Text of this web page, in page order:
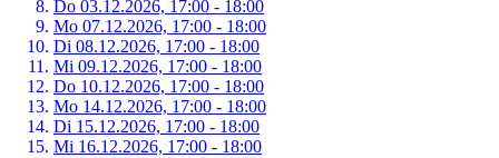
Do 03.12.2026, 17:00 - 18:00
Mo 07.12.2026, 17:00 - 18:00
Di 08.12.2026, 17:00 - 18:00
Mi 09.12.2026, 17:00 - 18:00
Do 10.12.2026, 17:00 - 18:00
Mo 14.12.2026, 17:00 - 18:00
Di 15.12.2026, 17:00 - 18:00
Mi 16.12.2026, 17:00 - 18:00